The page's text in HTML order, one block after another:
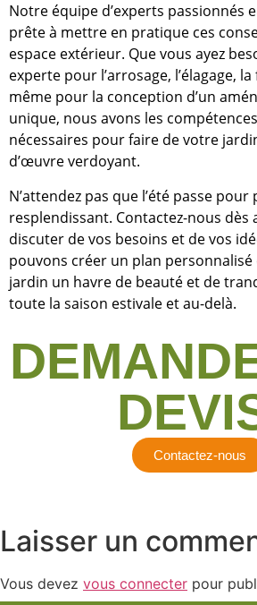
Notre équipe d’experts passionnés
prête à mettre en pratique ces
espace extérieur. Que vous ayez
experte pour l’arrosage, l’élagage,
même pour la conception d’un
unique, nous avons les
nécessaires pour faire de votre
d’œuvre verdoyant.
N’attendez pas que l’été passe
resplendissant. Contactez-nous dès
discuter de vos besoins et de vos
pouvons créer un plan
jardin un havre de beauté et de
toute la saison estivale et au-delà.
Contactez-nous
Laisser un
Vous devez vous connecter pour